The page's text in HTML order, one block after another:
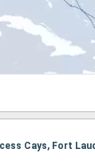
Cays, Fort